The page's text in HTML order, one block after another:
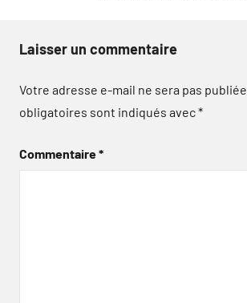
Laisser un commentaire
Votre adresse e-mail ne sera pas publiée.
obligatoires sont indiqués avec*
Commentaire*